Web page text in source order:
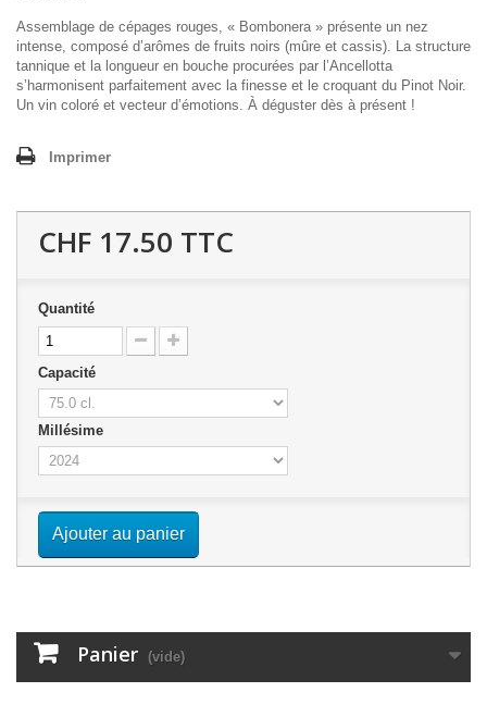
Assemblage de cépages rouges, « Bombonera » présente un nez
intense, composé d’arômes de fruits noirs (mûre et cassis). La structure
tannique et la longueur en bouche procurées par l’Ancellotta
s’harmonisent parfaitement avec la finesse et le croquant du Pinot Noir.
Un vin coloré et vecteur d’émotions. À déguster dès à présent !
Imprimer
CHF 17.50 TTC
Quantité
Capacité
Millésime
Ajouter au panier
Panier (vide)